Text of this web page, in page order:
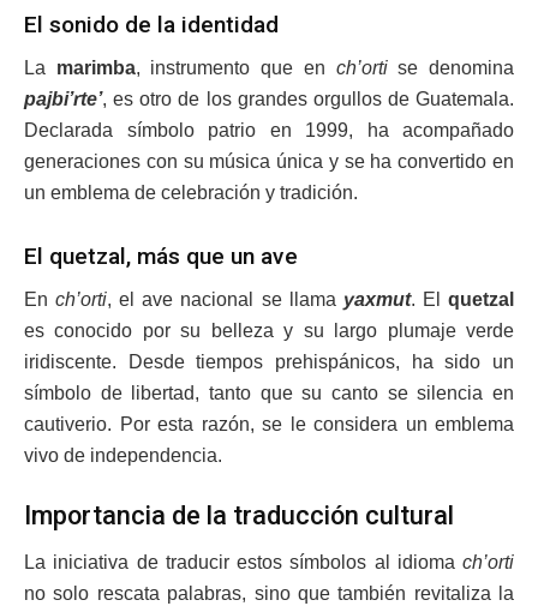
El sonido de la identidad
La marimba, instrumento que en ch’ortise denomina
pajbi’rte’, es otro de los grandes orgullos de Guatemala.
Declarada símbolo patrio en 1999, ha acompañado
generaciones con su música única y se ha convertido en
un emblema de celebración y tradición.
El quetzal, más que un ave
Ench’orti, el ave nacional se llama yaxmut. Elquetzal
es conocido por su belleza y su largo plumaje verde
iridiscente. Desde tiempos prehispánicos, ha sido un
símbolo de libertad, tanto que su canto se silencia en
cautiverio. Por esta razón, se le considera un emblema
vivo de independencia.
Importancia de la traducción cultural
La iniciativa de traducir estos símbolos al idioma ch’orti
no solo rescata palabras, sino que también revitaliza la